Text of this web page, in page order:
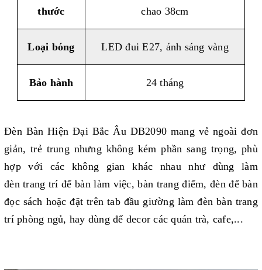
thước
chao 38cm
Loại bóng LED đui E27, ánh sáng vàng
Bảo hành 24 tháng
Đèn Bàn Hiện Đại Bắc Âu DB2090 mang vẻ ngoài đơn
giản, trẻ trung nhưng không kém phần sang trọng, phù
hợp với các không gian khác nhau như dùng làm
đèn trang trí để bàn làm việc, bàn trang điểm, đèn để bàn
đọc sách hoặc đặt trên tab đầu giường làm đèn bàn trang
trí phòng ngủ, hay dùng để decor các quán trà, cafe,...